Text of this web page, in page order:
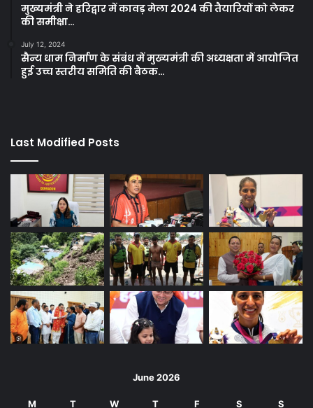
मुख्यमंत्री ने हरिद्वार में कावड़ मेला 2024 की तैयारियों को लेकर
की समीक्षा…
July 12, 2024
सैन्य धाम निर्माण के संबंध में मुख्यमंत्री की अध्यक्षता में आयोजित
हुई उच्च स्तरीय समिति की बैठक…
Last Modified Posts
June 2026
M T W T F S S